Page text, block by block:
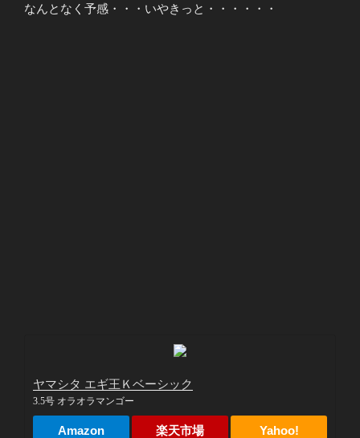
なんとなく予感・・・いやきっと・・・・・・
ヤマシタ エギ王Ｋベーシック
3.5号 オラオラマンゴー
Amazon 楽天市場 Yahoo!